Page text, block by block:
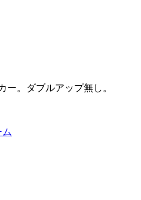
ー。ダブルアップ無し。